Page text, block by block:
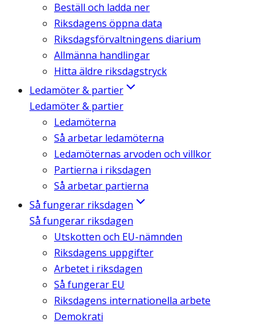
Beställ och ladda ner
Riksdagens öppna data
Riksdagsförvaltningens diarium
Allmänna handlingar
Hitta äldre riksdagstryck
Ledamöter & partier
Ledamöter & partier
Ledamöterna
Så arbetar ledamöterna
Ledamöternas arvoden och villkor
Partierna i riksdagen
Så arbetar partierna
Så fungerar riksdagen
Så fungerar riksdagen
Utskotten och EU-nämnden
Riksdagens uppgifter
Arbetet i riksdagen
Så fungerar EU
Riksdagens internationella arbete
Demokrati